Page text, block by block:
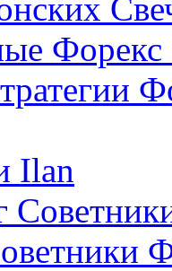
Форекс
Ilan